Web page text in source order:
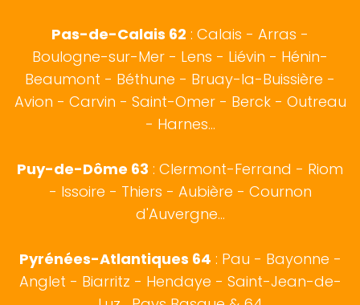
Pas-de-Calais 62 : Calais - Arras -
Boulogne-sur-Mer - Lens - Liévin - Hénin-
Beaumont - Béthune - Bruay-la-Buissière -
Avion - Carvin - Saint-Omer - Berck - Outreau
- Harnes...
Puy-de-Dôme 63 : Clermont-Ferrand - Riom
- Issoire - Thiers - Aubière - Cournon
d'Auvergne...
Pyrénées-Atlantiques 64 : Pau - Bayonne -
Anglet - Biarritz - Hendaye - Saint-Jean-de-